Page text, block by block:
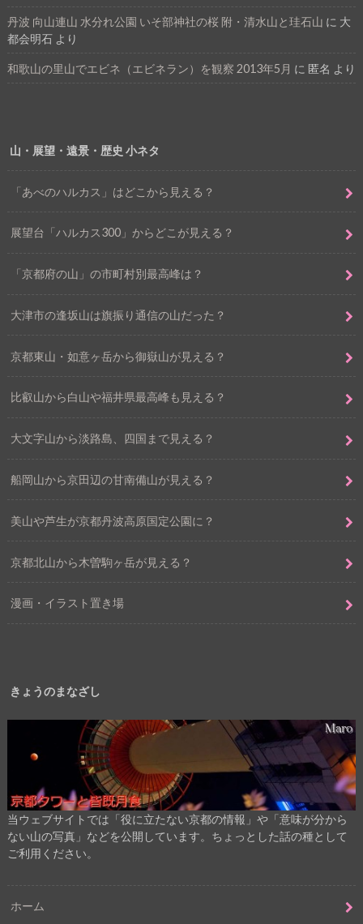
丹波 向山連山 水分れ公園 いそ部神社の桜 附・清水山と珪石山 に 大
都会明石より
和歌山の里山でエビネ（エビネラン）を観察 2013年5月 に 匿名 より
山・展望・遠景・歴史 小ネタ
「あべのハルカス」はどこから見える？
展望台「ハルカス300」からどこが見える？
「京都府の山」の市町村別最高峰は？
大津市の逢坂山は旗振り通信の山だった？
京都東山・如意ヶ岳から御嶽山が見える？
比叡山から白山や福井県最高峰も見える？
大文字山から淡路島、四国まで見える？
船岡山から京田辺の甘南備山が見える？
美山や芦生が京都丹波高原国定公園に？
京都北山から木曽駒ヶ岳が見える？
漫画・イラスト置き場
きょうのまなざし
当ウェブサイトでは「役に立たない京都の情報」や「意味が分から
ない山の写真」などを公開しています。ちょっとした話の種として
ご利用ください。
ホーム